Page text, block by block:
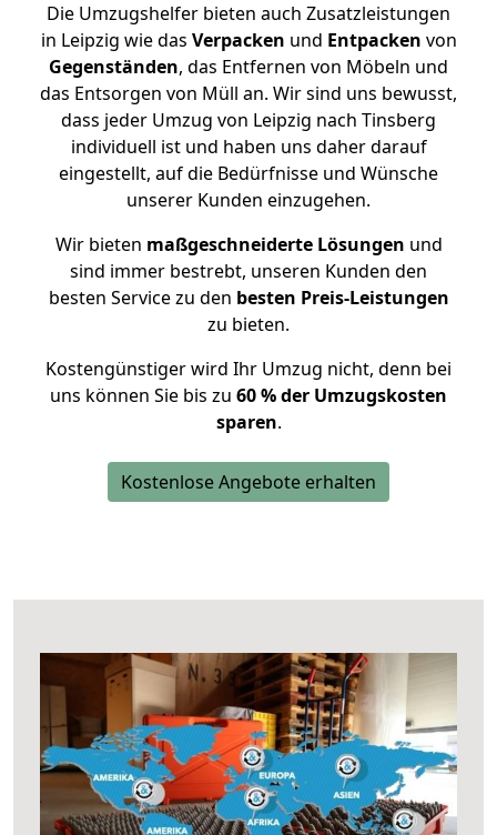
Die Umzugshelfer bieten auch Zusatzleistungen
in Leipzig wie das Verpacken und Entpacken von
Gegenständen, das Entfernen von Möbeln und
das Entsorgen von Müll an. Wir sind uns bewusst,
dass jeder Umzug von Leipzig nach Tinsberg
individuell ist und haben uns daher darauf
eingestellt, auf die Bedürfnisse und Wünsche
unserer Kunden einzugehen.
Wir bieten maßgeschneiderte Lösungen und
sind immer bestrebt, unseren Kunden den
besten Service zu den besten Preis-Leistungen
zu bieten.
Kostengünstiger wird Ihr Umzug nicht, denn bei
uns können Sie bis zu 60 % der Umzugskosten
sparen.
Kostenlose Angebote erhalten